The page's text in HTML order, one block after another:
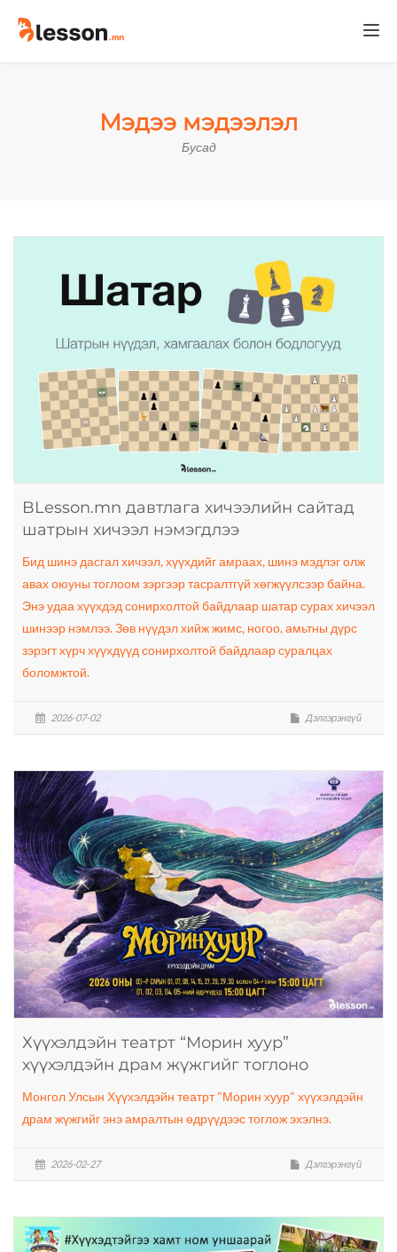
Мэдээ мэдээлэл
Бусад
BLesson.mn давтлага хичээлийн сайтад
шатрын хичээл нэмэгдлээ
Бид шинэ дасгал хичээл, хүүхдийг амраах, шинэ мэдлэг олж
авах оюуны тоглоом зэргээр тасралтгүй хөгжүүлсээр байна.
Энэ удаа хүүхдэд сонирхолтой байдлаар шатар сурах хичээл
шинээр нэмлээ. Зөв нүүдэл хийж жимс, ногоо, амьтны дүрс
зэрэгт хүрч хүүхдүүд сонирхолтой байдлаар суралцах
боломжтой.
2026-07-02 Дэлгэрэнгүй
Хүүхэлдэйн театрт “Морин хуур”
хүүхэлдэйн драм жүжгийг тоглоно
Монгол Улсын Хүүхэлдэйн театрт "Морин хуур" хүүхэлдэйн
драм жүжгийг энэ амралтын өдрүүдээс тоглож эхэлнэ.
2026-02-27 Дэлгэрэнгүй